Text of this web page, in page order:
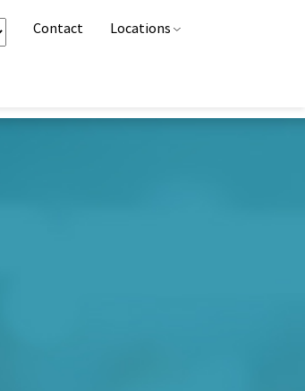
Contact Locations
de búsqueda con una función de